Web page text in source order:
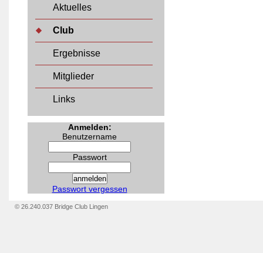
Aktuelles
Club
Ergebnisse
Mitglieder
Links
Anmelden:
Benutzername
Passwort
Passwort vergessen
© 26.240.037 Bridge Club Lingen